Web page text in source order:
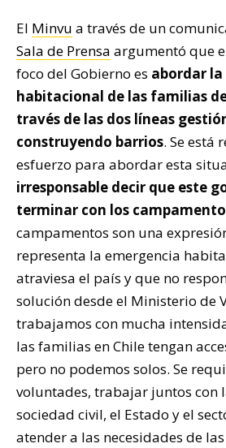
El Minvu a través de un
Sala de Prensa argumentó que
foco del Gobierno es abordar
habitacional de las familias
través de las dos líneas
construyendo barrios. Se está
esfuerzo para abordar esta
irresponsable decir que este
terminar con los
campamentos son una
representa la emergencia
atraviesa el país y que no
solución desde el Ministerio de
trabajamos con mucha
las familias en Chile tengan
pero no podemos solos. Se
voluntades, trabajar juntos con
sociedad civil, el Estado y el
atender a las necesidades de